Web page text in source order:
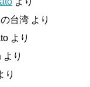
台湾 より
より
より
り